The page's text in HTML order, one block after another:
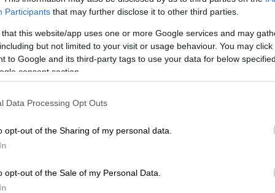
Participants that may further disclose it to other third parties.
that this website/app uses one or more Google services and may
but not limited to your visit or usage behaviour. You may
to Google and its third-party tags to use your data for below
consent section.
Data Processing Opt Outs
opt-out of the Sharing of my personal data.
opt-out of the Sale of my Personal Data.
.
των αμερικανικών δυνάμεων από
με την πρόταση, και οι δύο πλευρές θα
παράτασης της περιόδου
τα ανεπίλυτα πυρηνικά
διευκολυνθεί η θαλάσσια διέλευση
για το άνοιγμα του